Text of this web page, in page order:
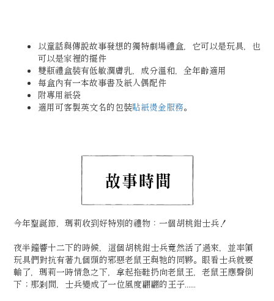
以童話與傳說故事發想的獨特劇場禮盒，它可以是玩具，也
可以是家裡的擺件
雙瓶禮盒裝有低敏潤膚乳，成分溫和，全年齡適用
每盒內有一本故事書及紙人偶配件
附專用紙袋
適用可客製英文名的包裝貼紙燙金服務。
今年聖誕節，瑪莉收到好特別的禮物：一個胡桃鉗士兵！
夜半鐘響十二下的時候，這個胡桃鉗士兵竟然活了過來，並率領
玩具們對抗有著九個頭的邪惡老鼠王與牠的同夥。眼看士兵就要
輸了，瑪莉一時情急之下，拿起拖鞋扔向老鼠王，老鼠王應聲倒
下；那剎間，士兵變成了一位風度翩翩的王子......